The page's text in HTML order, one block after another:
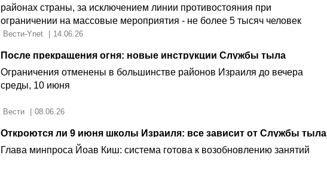
районах страны, за исключением линии противостояния при
ограничении на массовые мероприятия - не более 5 тысяч человек
14.06.26
После прекращения огня: новые инструкции Службы тыла
Ограничения отменены в большинстве районов Израиля до вечера
среды, 10 июня
08.06.26
Откроются ли 9 июня школы Израиля: все зависит от Службы тыла
Глава минпроса Йоав Киш: система готова к возобновлению занятий